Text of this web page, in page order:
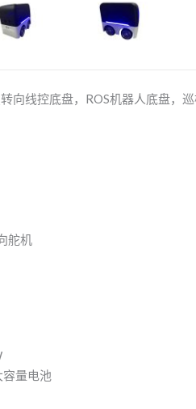
向线控底盘，ROS机器人底盘，
舵机
量电池